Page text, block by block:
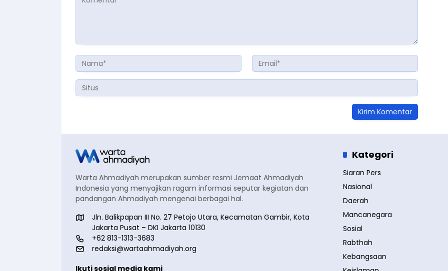
Warta Ahmadiyah merupakan sumber resmi Jemaat Ahmadiyah
Indonesia yang menyajikan ragam informasi seputar kegiatan dan
pandangan Ahmadiyah mengenai berbagai hal.
Jln. Balikpapan III No. 27 Petojo Utara, Kecamatan Gambir, Kota
Jakarta Pusat – DKI Jakarta 10130
+62 813-1313-3683
redaksi@wartaahmadiyah.org
Ikuti sosial media kami
Kategori
Siaran Pers
Nasional
Daerah
Mancanegara
Sosial
Rabthah
Kebangsaan